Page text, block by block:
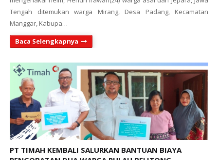
Tengah ditemukan warga Mirang, Desa Padang, Kecamatan
Manggar, Kabupa…
Baca Selengkapnya
PT TIMAH KEMBALI SALURKAN BANTUAN BIAYA